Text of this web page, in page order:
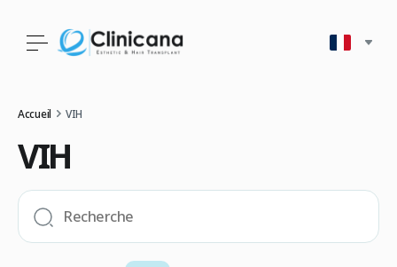
Accueil VIH
VIH